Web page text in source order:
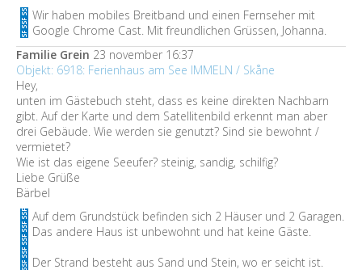
Wir haben mobiles Breitband und einen Fernseher mit
Google Chrome Cast. Mit freundlichen Grüssen, Johanna.
Familie Grein 23 november 16:37
Objekt: 6918: Ferienhaus am See IMMELN / Skåne
Hey,
unten im Gästebuch steht, dass es keine direkten Nachbarn
gibt. Auf der Karte und dem Satellitenbild erkennt man aber
drei Gebäude. Wie werden sie genutzt? Sind sie bewohnt /
vermietet?
Wie ist das eigene Seeufer? steinig, sandig, schilfig?
Liebe Grüße
Bärbel
Auf dem Grundstück befinden sich 2 Häuser und 2 Garagen.
Das andere Haus ist unbewohnt und hat keine Gäste.
Der Strand besteht aus Sand und Stein, wo er seicht ist.